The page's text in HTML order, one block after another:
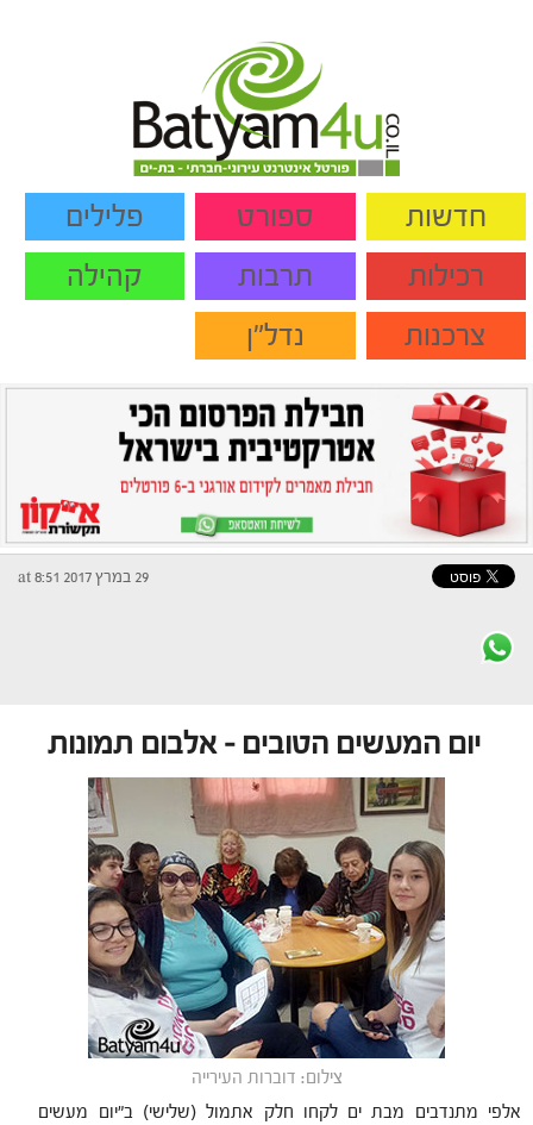
חדשות ספורט
פלילים
רכילות
תרבות
קהילה
צרכנות
נדל"ן
29 במרץ 2017 at 8:51
יום המעשים הטובים – אלבום תמונות
צילום: דוברות העירייה
אלפי מתנדבים מבת ים לקחו חלק אתמול (שלישי) ב"יום מעשים